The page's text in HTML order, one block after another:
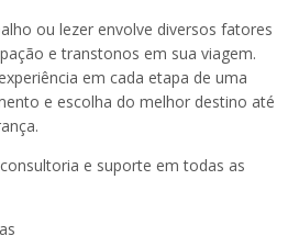
ou lezer envolve diversos fatores
e transtonos em sua viagem.
em cada etapa de uma
e escolha do melhor destino até
e suporte em todas as